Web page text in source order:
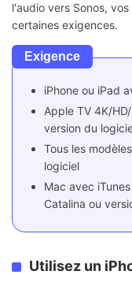
l'audio vers Sonos,
certaines exigences.
Exigence
iPhone ou iPad
Apple TV 4K/
version du
Tous les
logiciel
Mac avec
Catalina ou
Utilisez un